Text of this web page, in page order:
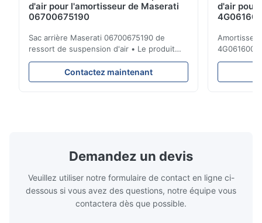
d'air pour l'amortisseur de Maserati
06700675190
Sac arrière Maserati 06700675190 de
ressort de suspension d'air • Le produit
est 100% compatible avec la cloison
originale. Produit : Ressort pneumatique et
airbag No. d'OEM : 06700675190 No. de
Contactez maintenant
d'air pour
d'Audi A6
réparation
Demandez un devis
Veuillez utiliser notre formulaire de contact en ligne ci-
dessous si vous avez des questions, notre équipe vous
contactera dès que possible.